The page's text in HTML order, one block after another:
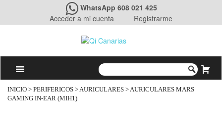
WhatsApp 608 021 425
Acceder a mi cuenta
Registrarme
INICIO > PERIFERICOS >AURICULARES > AURICULARES MARS
GAMING IN-EAR (MIH1)